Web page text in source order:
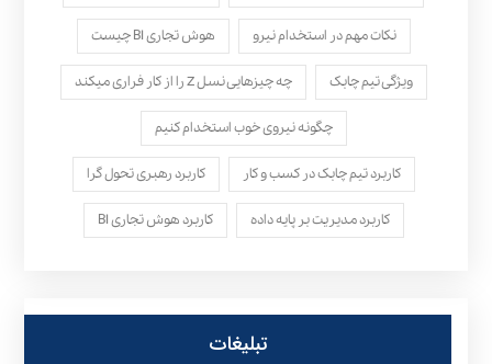
نکات مهم در استخدام نیرو هوش تجاری BI چیست
ویژگی تیم چابک چه چیزهایی نسل Z را از کار فراری میکند
چگونه نیروی خوب استخدام کنیم
کاربرد تیم چابک در کسب و کار کاربرد رهبری تحول‌ گرا
کاربرد مدیریت بر پایه داده کاربرد هوش تجاری BI
تبلیغات